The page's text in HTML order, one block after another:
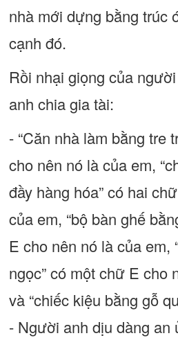
nhà mới dựng bằng trúc
cạnh đó.
Rồi nhại giọng của
anh chia gia tài:
- “Căn nhà làm bằng tre
cho nên nó là của em,
đầy hàng hóa” có hai
của em, “bộ bàn ghế
E cho nên nó là của em,
ngọc” có một chữ E cho
và “chiếc kiệu bằng gỗ
- Người anh dịu dàng an